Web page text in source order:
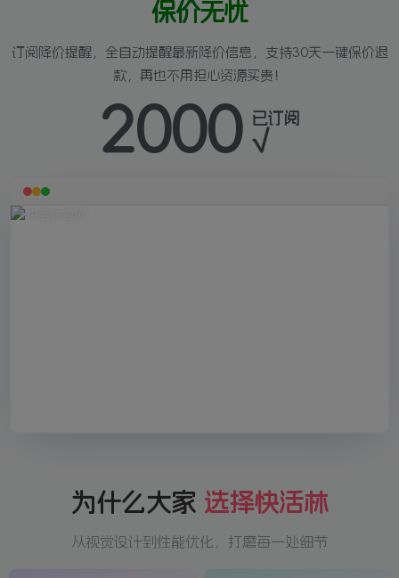
保价无忧
订阅降价提醒，全自动提醒最新降价信息，支持30天一键保价退
款，再也不用担心资源买贵！
2000 已订阅
√
为什么大家 选择快活林
从视觉设计到性能优化，打磨每一处细节